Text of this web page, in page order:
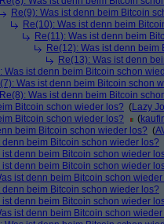
Re(9): Was ist denn beim Bitcoin
Re(10): Was ist denn beim
Re(11): Was ist denn beim
Re(12): Was ist denn
Re(13): Was ist denn
Was ist denn beim Bitcoin schon
Was ist denn beim Bitcoin schon
Re(8): Was ist denn beim Bitcoin
Bitcoin schon wieder los? (Lazy
Bitcoin schon wieder los?
(
beim Bitcoin schon wieder los? (
denn beim Bitcoin schon wieder los?
ist denn beim Bitcoin schon wieder
ist denn beim Bitcoin schon wieder
ist denn beim Bitcoin schon wieder
denn beim Bitcoin schon wieder los?
ist denn beim Bitcoin schon wieder
ist denn beim Bitcoin schon wieder